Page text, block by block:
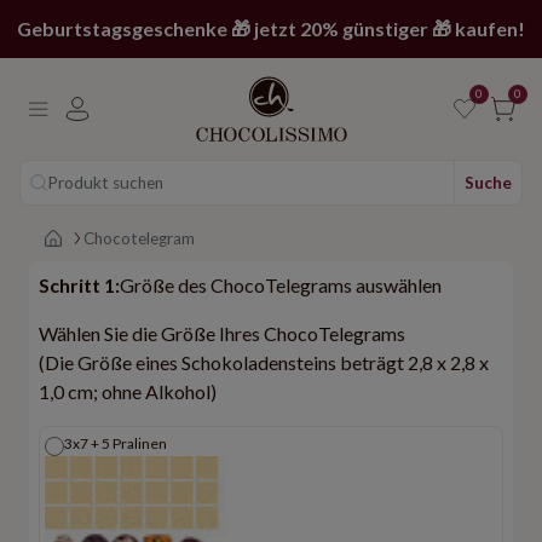
Geburtstagsgeschenke 🎁 jetzt 20% günstiger 🎁 kaufen!
0 0
Produkt suchen Suche
Main page
Chocotelegram
Schritt 1:Größe des ChocoTelegrams auswählen
Wählen Sie die Größe Ihres ChocoTelegrams
(Die Größe eines Schokoladensteins beträgt 2,8 x 2,8 x
1,0 cm; ohne Alkohol)
3x7 + 5 Pralinen